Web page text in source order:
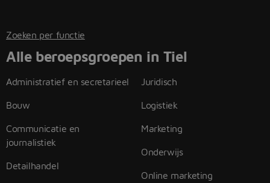
Zoeken per functie
Alle beroepsgroepen in Tiel
Administratief en secretarieel
Bouw
Communicatie en
journalistiek
Detailhandel
Juridisch
Logistiek
Marketing
Onderwijs
Online marketing